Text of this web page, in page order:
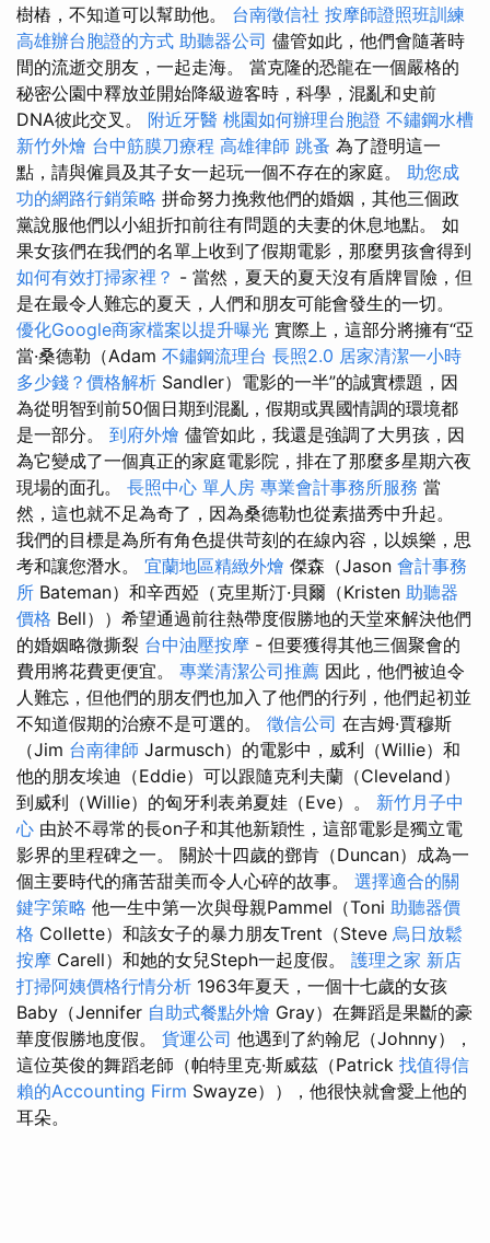
樹樁，不知道可以幫助他。 台南徵信社 按摩師證照班訓練
高雄辦台胞證的方式 助聽器公司 儘管如此，他們會隨著時
間的流逝交朋友，一起走海。 當克隆的恐龍在一個嚴格的
秘密公園中釋放並開始降級遊客時，科學，混亂和史前
DNA彼此交叉。 附近牙醫 桃園如何辦理台胞證 不鏽鋼水槽
新竹外燴 台中筋膜刀療程 高雄律師 跳蚤 為了證明這一
點，請與僱員及其子女一起玩一個不存在的家庭。 助您成
功的網路行銷策略 拼命努力挽救他們的婚姻，其他三個政
黨說服他們以小組折扣前往有問題的夫妻的休息地點。 如
果女孩們在我們的名單上收到了假期電影，那麼男孩會得到
如何有效打掃家裡？ - 當然，夏天的夏天沒有盾牌冒險，但
是在最令人難忘的夏天，人們和朋友可能會發生的一切。
優化Google商家檔案以提升曝光 實際上，這部分將擁有“亞
當·桑德勒（Adam 不鏽鋼流理台 長照2.0 居家清潔一小時
多少錢？價格解析 Sandler）電影的一半”的誠實標題，因
為從明智到前50個日期到混亂，假期或異國情調的環境都
是一部分。 到府外燴 儘管如此，我還是強調了大男孩，因
為它變成了一個真正的家庭電影院，排在了那麼多星期六夜
現場的面孔。 長照中心 單人房 專業會計事務所服務 當
然，這也就不足為奇了，因為桑德勒也從素描秀中升起。
我們的目標是為所有角色提供苛刻的在線內容，以娛樂，思
考和讓您潛水。 宜蘭地區精緻外燴 傑森（Jason 會計事務
所 Bateman）和辛西婭（克里斯汀·貝爾（Kristen 助聽器
價格 Bell））希望通過前往熱帶度假勝地的天堂來解決他們
的婚姻略微撕裂 台中油壓按摩 - 但要獲得其他三個聚會的
費用將花費更便宜。 專業清潔公司推薦 因此，他們被迫令
人難忘，但他們的朋友們也加入了他們的行列，他們起初並
不知道假期的治療不是可選的。 徵信公司 在吉姆·賈穆斯
（Jim 台南律師 Jarmusch）的電影中，威利（Willie）和
他的朋友埃迪（Eddie）可以跟隨克利夫蘭（Cleveland）
到威利（Willie）的匈牙利表弟夏娃（Eve）。 新竹月子中
心 由於不尋常的長on子和其他新穎性，這部電影是獨立電
影界的里程碑之一。 關於十四歲的鄧肯（Duncan）成為一
個主要時代的痛苦甜美而令人心碎的故事。 選擇適合的關
鍵字策略 他一生中第一次與母親Pammel（Toni 助聽器價
格 Collette）和該女子的暴力朋友Trent（Steve 烏日放鬆
按摩 Carell）和她的女兒Steph一起度假。 護理之家 新店
打掃阿姨價格行情分析 1963年夏天，一個十七歲的女孩
Baby（Jennifer 自助式餐點外燴 Gray）在舞蹈是果斷的豪
華度假勝地度假。 貨運公司 他遇到了約翰尼（Johnny），
這位英俊的舞蹈老師（帕特里克·斯威茲（Patrick 找值得信
賴的Accounting Firm Swayze）），他很快就會愛上他的
耳朵。